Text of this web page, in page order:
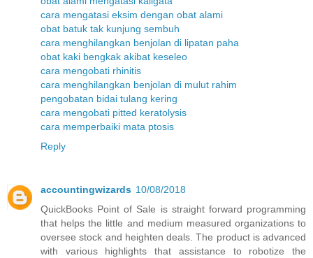
cara mengatasi eksim dengan obat alami
obat batuk tak kunjung sembuh
cara menghilangkan benjolan di lipatan paha
obat kaki bengkak akibat keseleo
cara mengobati rhinitis
cara menghilangkan benjolan di mulut rahim
pengobatan bidai tulang kering
cara mengobati pitted keratolysis
cara memperbaiki mata ptosis
Reply
accountingwizards 10/08/2018
QuickBooks Point of Sale is straight forward programming
that helps the little and medium measured organizations to
oversee stock and heighten deals. The product is advanced
with various highlights that assistance to robotize the